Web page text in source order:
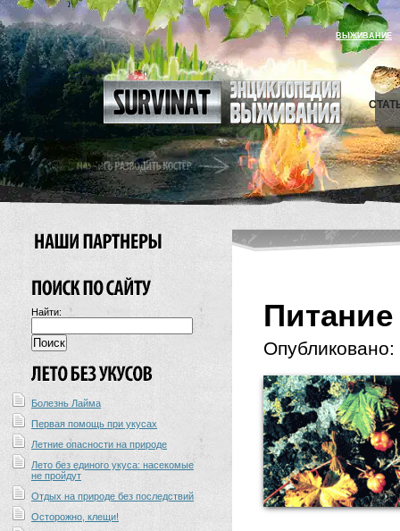
ВЫЖИВАНИЕ
Найти:
Болезнь Лайма
Первая помощь при укусах
Летние опасности на природе
Лето без единого укуса: насекомые
не пройдут
Отдых на природе без последствий
Осторожно, клещи!
Опубликовано: